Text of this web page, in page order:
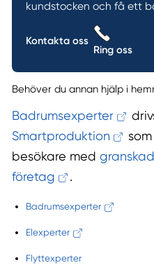
kundstocken och få ett
Kontakta oss
Ring oss
Behöver du annan hjälp i
Badrumsexperter
Smartproduktion
besökare med
företag
.
Badrumsexperter
Elexperter
Flyttexperter